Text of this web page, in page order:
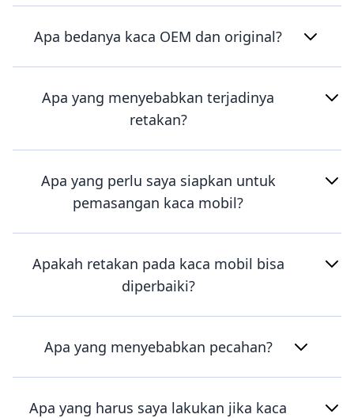
Apa bedanya kaca OEM dan original?
Apa yang menyebabkan terjadinya
retakan?
Apa yang perlu saya siapkan untuk
pemasangan kaca mobil?
Apakah retakan pada kaca mobil bisa
diperbaiki?
Apa yang menyebabkan pecahan?
Apa yang harus saya lakukan jika kaca